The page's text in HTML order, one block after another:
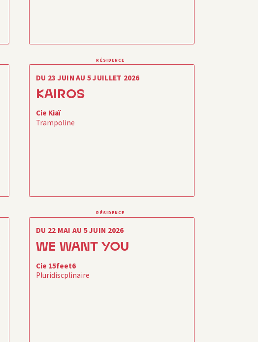
RÉSIDENCE
DU 23 JUIN AU 5 JUILLET 2026
KAIROS
Cie Kiaï
Trampoline
RÉSIDENCE
DU 22 MAI AU 5 JUIN 2026
WE WANT YOU
Cie 15feet6
Pluridiscplinaire